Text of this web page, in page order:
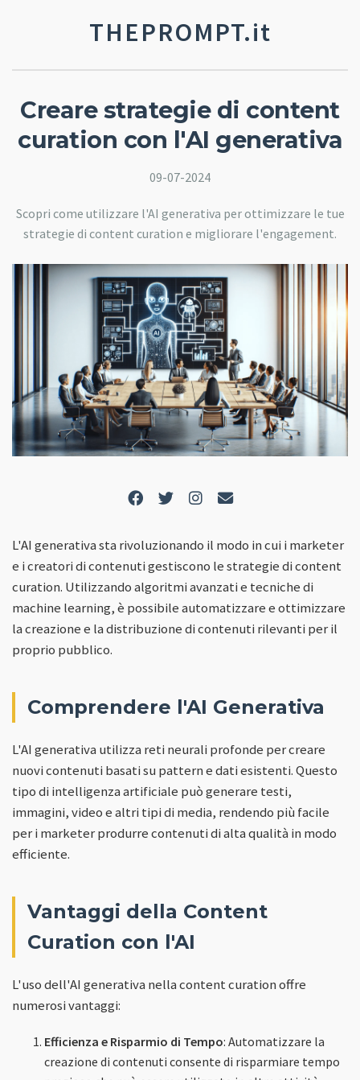
THEPROMPT.it
Creare strategie di content
curation con l'AI generativa
09-07-2024
Scopri come utilizzare l'AI generativa per ottimizzare le tue
strategie di content curation e migliorare l'engagement.
L'AI generativa sta rivoluzionando il modo in cui i marketer
e i creatori di contenuti gestiscono le strategie di content
curation. Utilizzando algoritmi avanzati e tecniche di
machine learning, è possibile automatizzare e ottimizzare
la creazione e la distribuzione di contenuti rilevanti per il
proprio pubblico.
Comprendere l'AI Generativa
L'AI generativa utilizza reti neurali profonde per creare
nuovi contenuti basati su pattern e dati esistenti. Questo
tipo di intelligenza artificiale può generare testi,
immagini, video e altri tipi di media, rendendo più facile
per i marketer produrre contenuti di alta qualità in modo
efficiente.
Vantaggi della Content
Curation con l'AI
L'uso dell'AI generativa nella content curation offre
numerosi vantaggi:
Efficienza e Risparmio di Tempo: Automatizzare la
creazione di contenuti consente di risparmiare tempo